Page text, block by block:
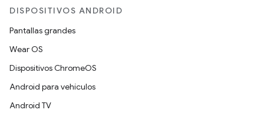
DISPOSITIVOS ANDROID
Pantallas grandes
Wear OS
Dispositivos ChromeOS
Android para vehículos
Android TV